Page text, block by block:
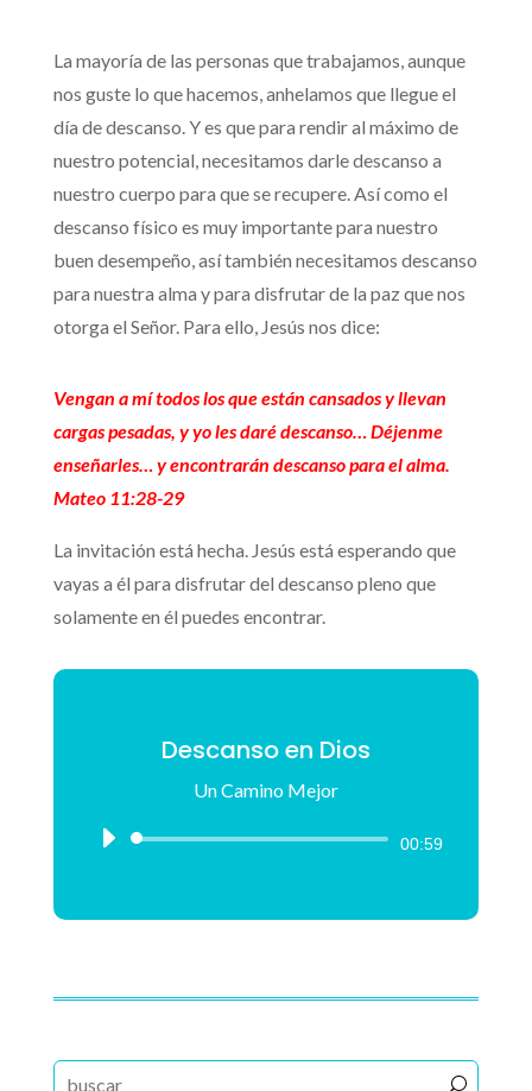
La mayoría de las personas que trabajamos, aunque
nos guste lo que hacemos, anhelamos que llegue el
día de descanso. Y es que para rendir al máximo de
nuestro potencial, necesitamos darle descanso a
nuestro cuerpo para que se recupere. Así como el
descanso físico es muy importante para nuestro
buen desempeño, así también necesitamos descanso
para nuestra alma y para disfrutar de la paz que nos
otorga el Señor. Para ello, Jesús nos dice:
Vengan a mí todos los que están cansados y llevan
cargas pesadas, y yo les daré descanso… Déjenme
enseñarles… y encontrarán descanso para el alma.
Mateo 11:28-29
La invitación está hecha. Jesús está esperando que
vayas a él para disfrutar del descanso pleno que
solamente en él puedes encontrar.
Descanso en Dios
Un Camino Mejor
Reproductor
00:59